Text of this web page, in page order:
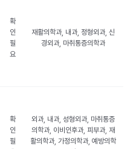
확
인
필
요
재활의학과, 내과, 정형외과, 신
경외과, 마취통증의학과
확
인
필
외과, 내과, 성형외과, 마취통증
의학과, 이비인후과, 피부과, 재
활의학과, 가정의학과, 예방의학